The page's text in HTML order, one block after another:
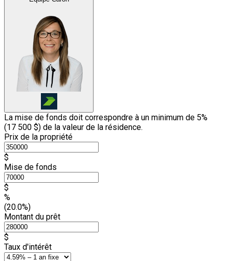
La mise de fonds doit correspondre à un minimum de 5%
(17 500 $) de la valeur de la résidence.
Prix de la propriété
$
Mise de fonds
$
%
(20.0%)
Montant du prêt
$
Taux d'intérêt